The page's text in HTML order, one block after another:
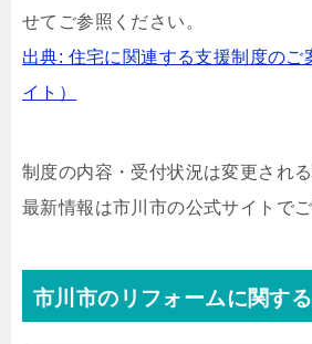
せてご参照ください。
出典: 住宅に関連する支援制度のご
イト）
制度の内容・受付状況は変更され
最新情報は市川市の公式サイトでご
市川市のリフォームに関す